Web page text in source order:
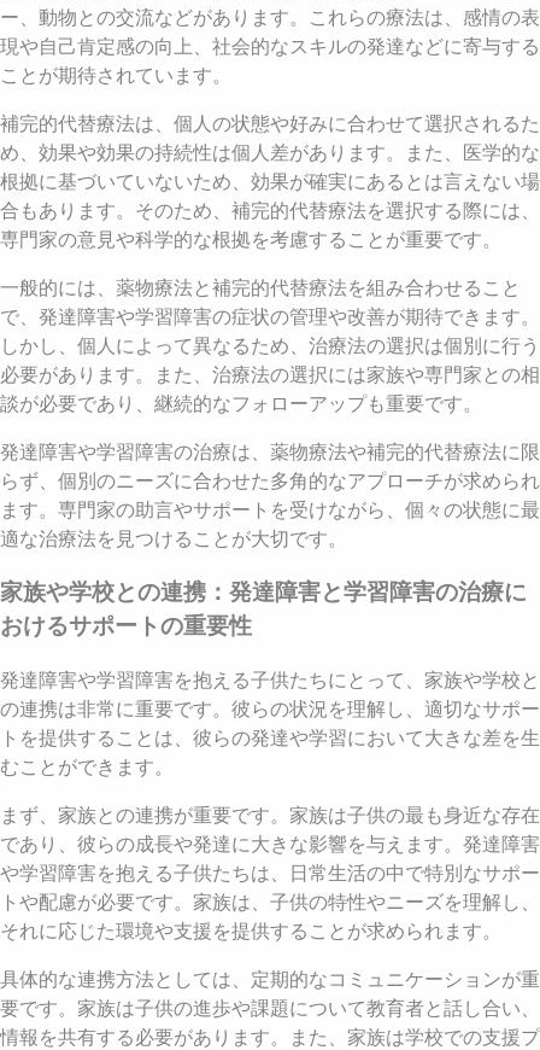
ー、動物との交流などがあります。これらの療法は、感情の表
現や自己肯定感の向上、社会的なスキルの発達などに寄与する
ことが期待されています。
補完的代替療法は、個人の状態や好みに合わせて選択されるた
め、効果や効果の持続性は個人差があります。また、医学的な
根拠に基づいていないため、効果が確実にあるとは言えない場
合もあります。そのため、補完的代替療法を選択する際には、
専門家の意見や科学的な根拠を考慮することが重要です。
一般的には、薬物療法と補完的代替療法を組み合わせること
で、発達障害や学習障害の症状の管理や改善が期待できます。
しかし、個人によって異なるため、治療法の選択は個別に行う
必要があります。また、治療法の選択には家族や専門家との相
談が必要であり、継続的なフォローアップも重要です。
発達障害や学習障害の治療は、薬物療法や補完的代替療法に限
らず、個別のニーズに合わせた多角的なアプローチが求められ
ます。専門家の助言やサポートを受けながら、個々の状態に最
適な治療法を見つけることが大切です。
家族や学校との連携：発達障害と学習障害の治療に
おけるサポートの重要性
発達障害や学習障害を抱える子供たちにとって、家族や学校と
の連携は非常に重要です。彼らの状況を理解し、適切なサポー
トを提供することは、彼らの発達や学習において大きな差を生
むことができます。
まず、家族との連携が重要です。家族は子供の最も身近な存在
であり、彼らの成長や発達に大きな影響を与えます。発達障害
や学習障害を抱える子供たちは、日常生活の中で特別なサポー
トや配慮が必要です。家族は、子供の特性やニーズを理解し、
それに応じた環境や支援を提供することが求められます。
具体的な連携方法としては、定期的なコミュニケーションが重
要です。家族は子供の進歩や課題について教育者と話し合い、
情報を共有する必要があります。また、家族は学校での支援プ